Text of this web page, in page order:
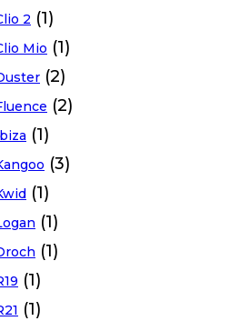
2 (1)
Mio (1)
(2)
(2)
(1)
(3)
(1)
(1)
(1)
(1)
(1)